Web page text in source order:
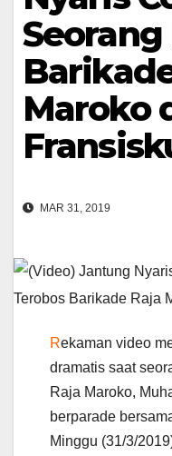
Maroko
MAR 31, 2019
Rekaman video
dramatis saat
Raja Maroko,
berparade
Minggu (31/3/